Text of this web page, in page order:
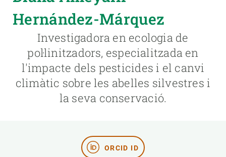
Hernández-Márquez
Investigadora en ecologia de
pol·linitzadors, especialitzada en
l'impacte dels pesticides i el canvi
climàtic sobre les abelles silvestres i
la seva conservació.
ORCID ID
PARTICIPA